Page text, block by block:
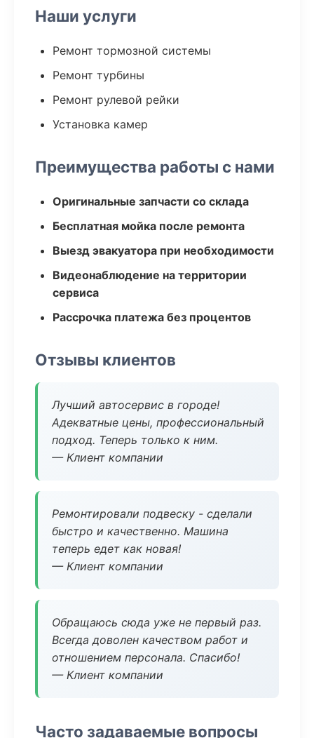
Наши услуги
Ремонт тормозной системы
Ремонт турбины
Ремонт рулевой рейки
Установка камер
Преимущества работы с нами
Оригинальные запчасти со склада
Бесплатная мойка после ремонта
Выезд эвакуатора при необходимости
Видеонаблюдение на территории
сервиса
Рассрочка платежа без процентов
Отзывы клиентов
Лучший автосервис в городе!
Адекватные цены, профессиональный
подход. Теперь только к ним.
— Клиент компании
Ремонтировали подвеску - сделали
быстро и качественно. Машина
теперь едет как новая!
— Клиент компании
Обращаюсь сюда уже не первый раз.
Всегда доволен качеством работ и
отношением персонала. Спасибо!
— Клиент компании
Часто задаваемые вопросы